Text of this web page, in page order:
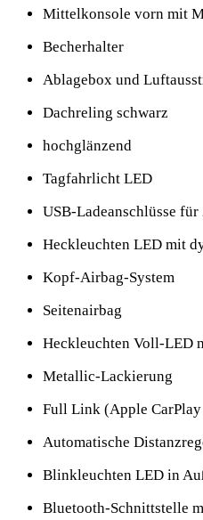
Mittelkonsole vorn mit
Becherhalter
Ablagebox und
Dachreling schwarz
hochglänzend
Tagfahrlicht LED
USB-Ladeanschlüsse für
Heckleuchten LED mit
Kopf-Airbag-System
Seitenairbag
Heckleuchten Voll-LED
Metallic-Lackierung
Full Link (Apple
Automatische
Blinkleuchten LED in
Bluetooth-Schnittstelle